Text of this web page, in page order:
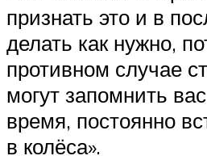
признать это и в
делать как нужно,
противном случае
могут запомнить
время, постоянно
в колёса».